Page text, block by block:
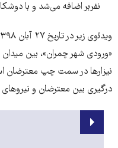
نفربر اضافه می‌شد و با
«ورودی شهر چمران»، بین میدان
نیزارها در سمت چپ معترضان
درگیری بین معترضان و